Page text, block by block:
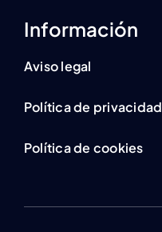
Información
Aviso legal
Política de privacidad
Política de cookies